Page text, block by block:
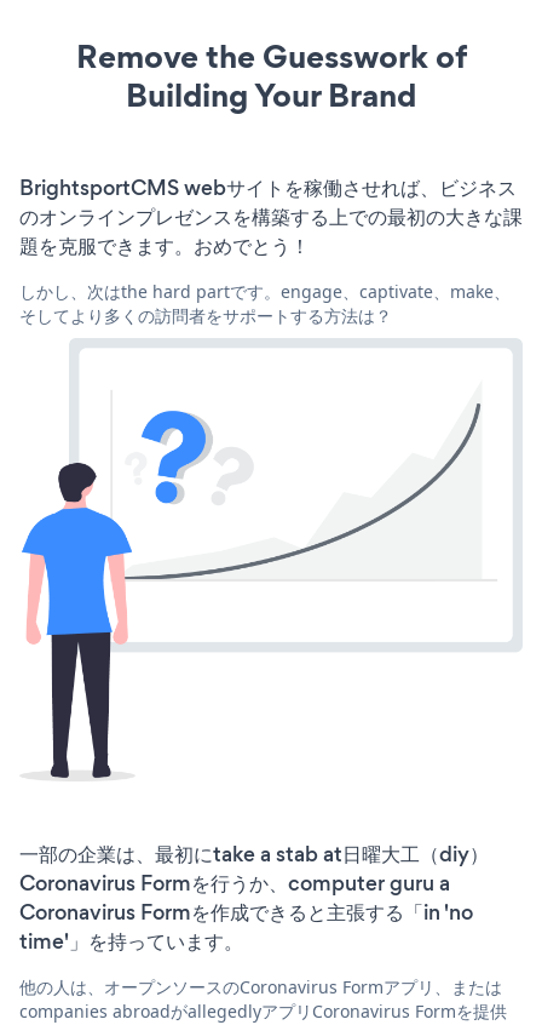
Remove the Guesswork of
Building Your Brand
BrightsportCMS webサイトを稼働させれば、ビジネス
のオンラインプレゼンスを構築する上での最初の大きな課
題を克服できます。おめでとう！
しかし、次はthe hard partです。engage、captivate、make、
そしてより多くの訪問者をサポートする方法は？
一部の企業は、最初にtake a stab at日曜大工（diy）
Coronavirus Formを行うか、computer guru a
Coronavirus Formを作成できると主張する「in 'no
time'」を持っています。
他の人は、オープンソースのCoronavirus Formアプリ、または
companies abroadがallegedlyアプリCoronavirus Formを提供